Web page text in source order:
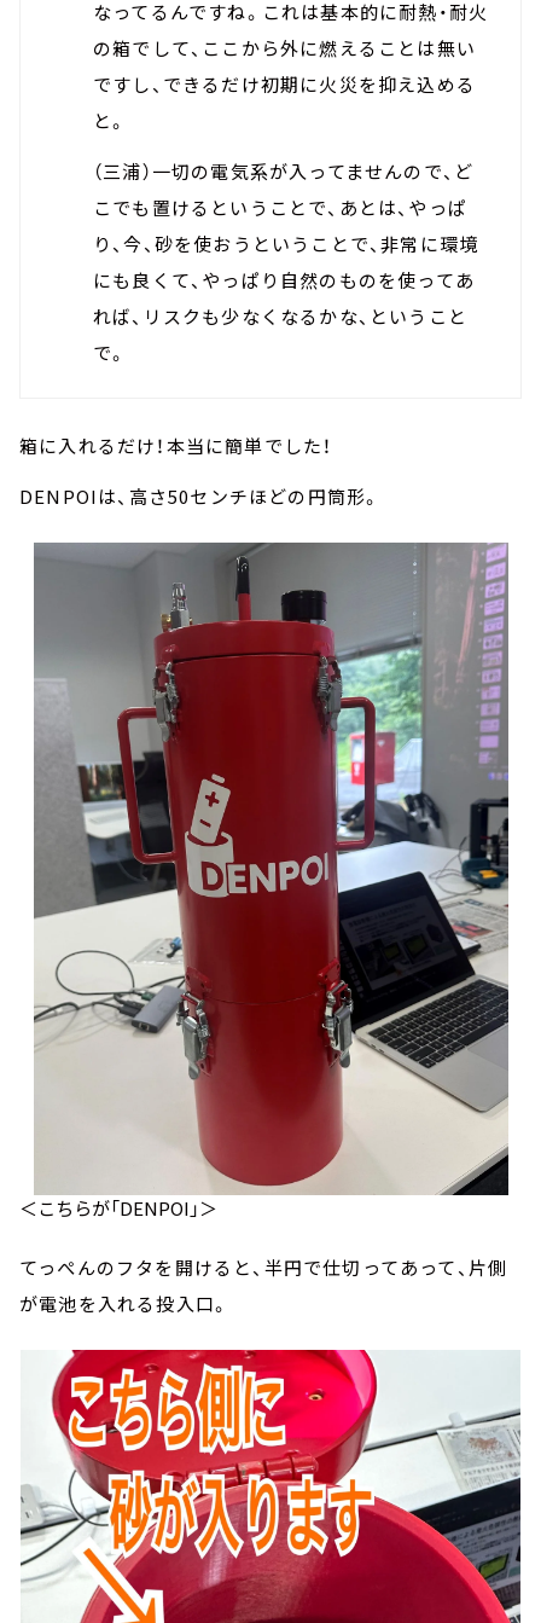
なってるんですね。これは基本的に耐熱・耐火
の箱でして、ここから外に燃えることは無い
ですし、できるだけ初期に火災を抑え込める
と。
（三浦）一切の電気系が入ってませんので、ど
こでも置けるということで、あとは、やっぱ
り、今、砂を使おうということで、非常に環境
にも良くて、やっぱり自然のものを使ってあ
れば、リスクも少なくなるかな、ということ
で。
箱に入れるだけ！本当に簡単でした！
DENPOIは、高さ50センチほどの円筒形。
＜こちらが「DENPOI」＞
てっぺんのフタを開けると、半円で仕切ってあって、片側
が電池を入れる投入口。